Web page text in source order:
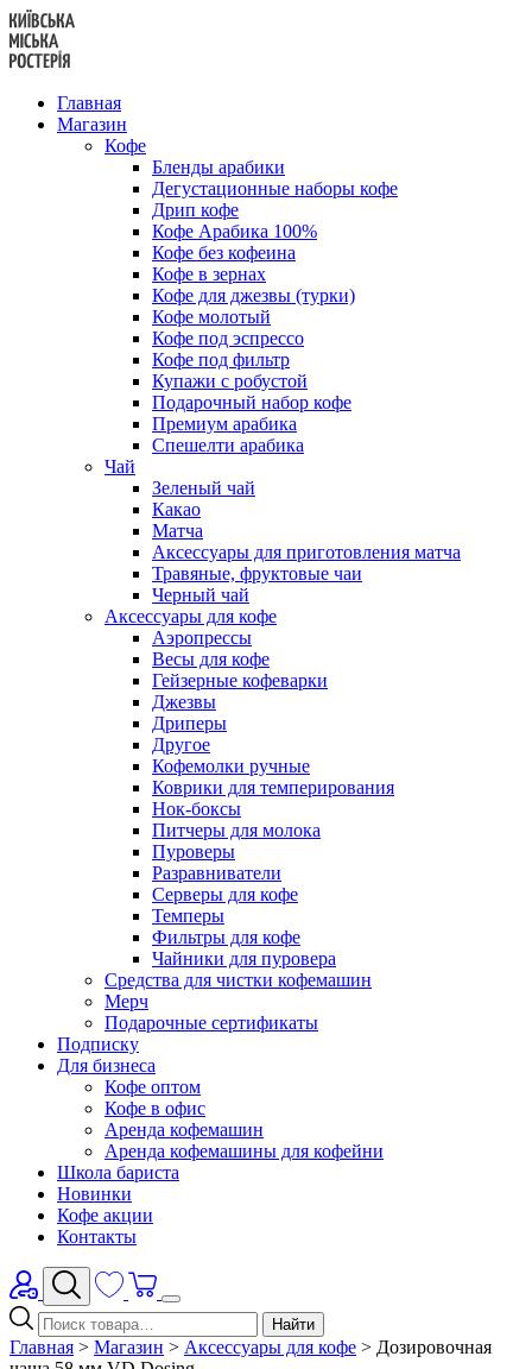
Перейти
к
содержанию
Главная
Магазин
Кофе
Бленды арабики
Дегустационные наборы кофе
Дрип кофе
Кофе Арабика 100%
Кофе без кофеина
Кофе в зернах
Кофе для джезвы (турки)
Кофе молотый
Кофе под эспрессо
Кофе под фильтр
Купажи с робустой
Подарочный набор кофе
Премиум арабика
Спешелти арабика
Чай
Зеленый чай
Какао
Матча
Аксессуары для приготовления матча
Травяные, фруктовые чаи
Черный чай
Аксессуары для кофе
Аэропрессы
Весы для кофе
Гейзерные кофеварки
Джезвы
Дриперы
Другое
Кофемолки ручные
Коврики для темперирования
Нок-боксы
Питчеры для молока
Пуроверы
Разравниватели
Серверы для кофе
Темперы
Фильтры для кофе
Чайники для пуровера
Средства для чистки кофемашин
Мерч
Подарочные сертификаты
Подписку
Для бизнеса
Кофе оптом
Кофе в офис
Аренда кофемашин
Аренда кофемашины для кофейни
Школа бариста
Новинки
Кофе акции
Контакты
Найти
Главная > Магазин > Аксессуары для кофе > Дозировочная